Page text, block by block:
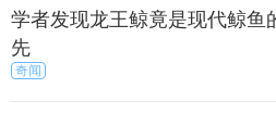
富含维他命C、胡萝卜素和
有效的氧化剂，它能够有效
学者发现龙王鲸竟是现代鲸鱼
先
奇闻